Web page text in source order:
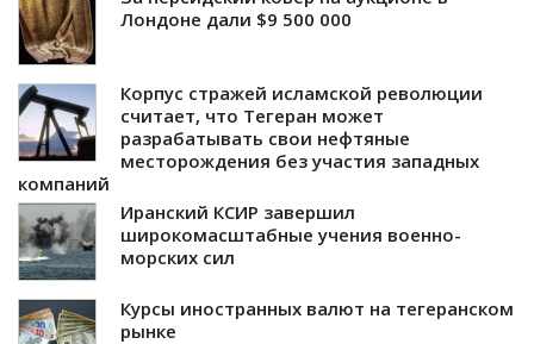
Лондоне дали $9 500 000
Корпус стражей исламской революции
считает, что Тегеран может
разрабатывать свои нефтяные
месторождения без участия западных
компаний
Иранский КСИР завершил
широкомасштабные учения военно-
морских сил
Курсы иностранных валют на тегеранском
рынке